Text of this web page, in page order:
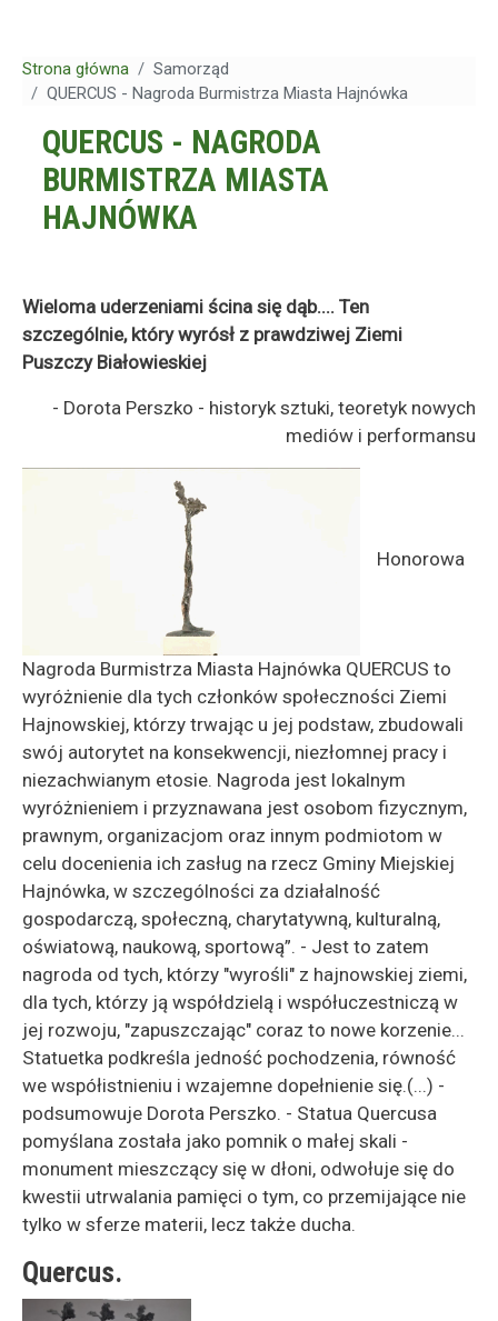
Strona główna
Samorząd
QUERCUS - Nagroda Burmistrza Miasta Hajnówka
QUERCUS - NAGRODA
BURMISTRZA MIASTA
HAJNÓWKA
Wieloma uderzeniami ścina się dąb.... Ten
szczególnie, który wyrósł z prawdziwej Ziemi
Puszczy Białowieskiej
- Dorota Perszko - historyk sztuki, teoretyk nowych
mediów i performansu
Honorowa
Nagroda Burmistrza Miasta Hajnówka QUERCUS to
wyróżnienie dla tych członków społeczności Ziemi
Hajnowskiej, którzy trwając u jej podstaw, zbudowali
swój autorytet na konsekwencji, niezłomnej pracy i
niezachwianym etosie. Nagroda jest lokalnym
wyróżnieniem i przyznawana jest osobom fizycznym,
prawnym, organizacjom oraz innym podmiotom w
celu docenienia ich zasług na rzecz Gminy Miejskiej
Hajnówka, w szczególności za działalność
gospodarczą, społeczną, charytatywną, kulturalną,
oświatową, naukową, sportową”. - Jest to zatem
nagroda od tych, którzy "wyrośli" z hajnowskiej ziemi,
dla tych, którzy ją współdzielą i współuczestniczą w
jej rozwoju, "zapuszczając" coraz to nowe korzenie...
Statuetka podkreśla jedność pochodzenia, równość
we współistnieniu i wzajemne dopełnienie się.(...) -
podsumowuje Dorota Perszko. - Statua Quercusa
pomyślana została jako pomnik o małej skali -
monument mieszczący się w dłoni, odwołuje się do
kwestii utrwalania pamięci o tym, co przemijające nie
tylko w sferze materii, lecz także ducha.
Quercus.